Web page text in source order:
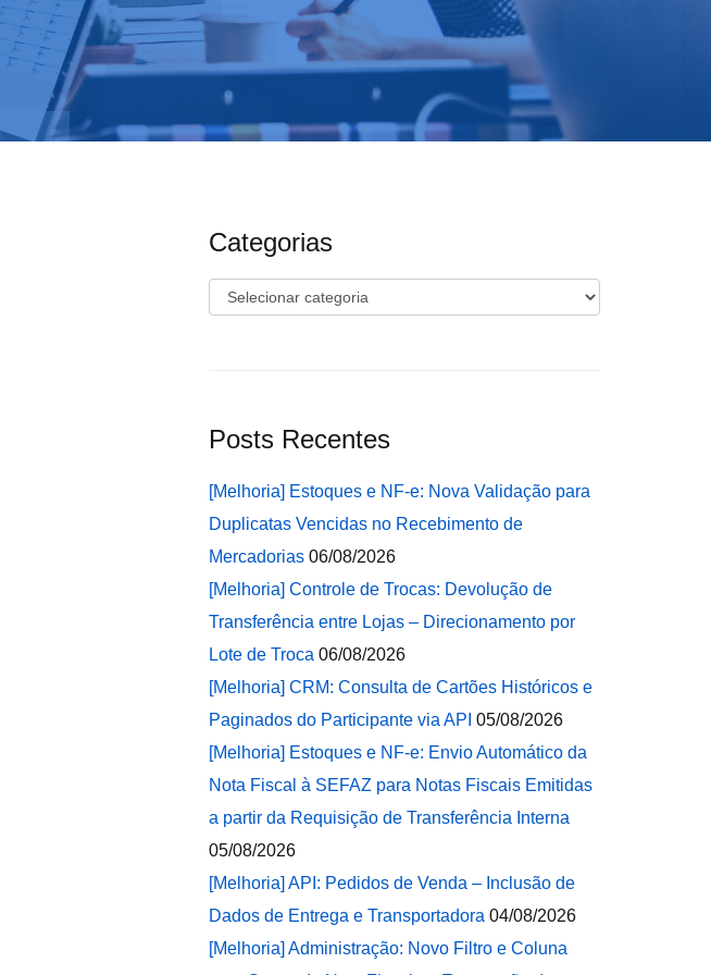
Categorias
Categorias
Posts Recentes
[Melhoria] Estoques e NF-e: Nova Validação para
Duplicatas Vencidas no Recebimento de
Mercadorias 06/08/2026
[Melhoria] Controle de Trocas: Devolução de
Transferência entre Lojas – Direcionamento por
Lote de Troca 06/08/2026
[Melhoria] CRM: Consulta de Cartões Históricos e
Paginados do Participante via API 05/08/2026
[Melhoria] Estoques e NF-e: Envio Automático da
Nota Fiscal à SEFAZ para Notas Fiscais Emitidas
a partir da Requisição de Transferência Interna
05/08/2026
[Melhoria] API: Pedidos de Venda – Inclusão de
Dados de Entrega e Transportadora 04/08/2026
[Melhoria] Administração: Novo Filtro e Coluna